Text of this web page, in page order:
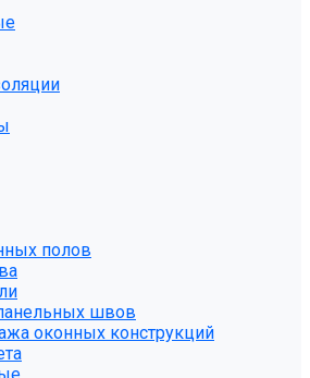
полов
швов
оконных конструкций